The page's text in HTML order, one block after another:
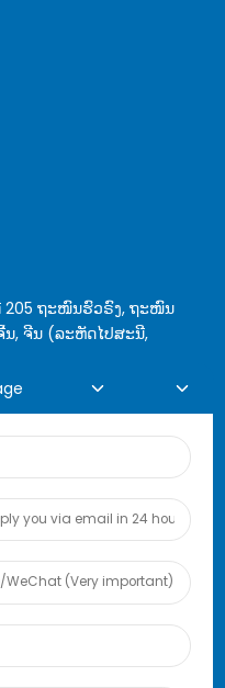
205 ຖະໜົນຮົວຣົງ, ຖະໜົນ
ນ, ຈີນ (ລະຫັດໄປສະນີ,
ລາຍການລາຄາຂອງພວກເຮົາ,
ແລະ ພວກເຮົາຈະຕິດຕໍ່ກັບທ່ານ